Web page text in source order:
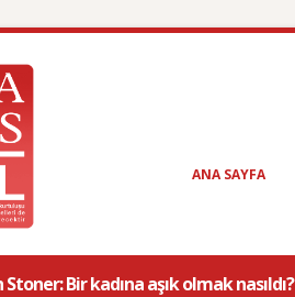
ANA SAYFA
Bir kadına aşık olmak nasıldı?